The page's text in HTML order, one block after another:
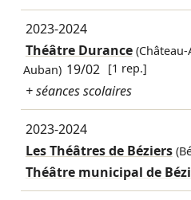
2023-2024
Théâtre Durance(Château-
Auban) 19/02 [1 rep.]
+ séances scolaires
2023-2024
Les Théâtres de Béziers
Théâtre municipal de